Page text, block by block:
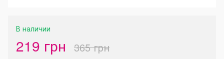
В наличии
219 грн 365 грн